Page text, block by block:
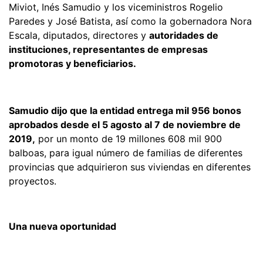
Miviot, Inés Samudio y los viceministros Rogelio
Paredes y José Batista, así como la gobernadora Nora
Escala, diputados, directores y autoridades de
instituciones, representantes de empresas
promotoras y beneficiarios.
Samudio dijo que la entidad entrega mil 956 bonos
aprobados desde el 5 agosto al 7 de noviembre de
2019, por un monto de 19 millones 608 mil 900
balboas, para igual número de familias de diferentes
provincias que adquirieron sus viviendas en diferentes
proyectos.
Una nueva oportunidad